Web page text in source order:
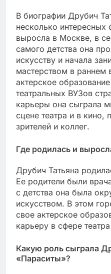
В биографии Друбич
несколько
выросла в Москве, в
самого детства она
искусству и начала
мастерством в раннем
актерское
театральных ВУЗов
карьеры она сыграла
сцене театра и в кино,
зрителей и коллег.
Где родилась и
Друбич Татьяна
Ее родители были
с детства она была
искусством. В этом
свое актерское
карьеру в сфере
Какую роль сыграла
«Параситы»?